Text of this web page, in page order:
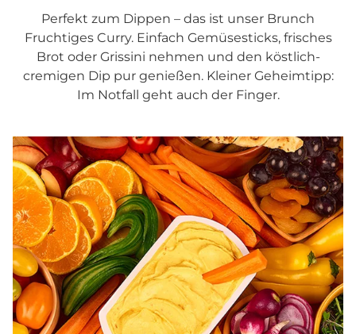
Perfekt zum Dippen – das ist unser Brunch
Fruchtiges Curry. Einfach Gemüsesticks, frisches
Brot oder Grissini nehmen und den köstlich-
cremigen Dip pur genießen. Kleiner Geheimtipp:
Im Notfall geht auch der Finger.